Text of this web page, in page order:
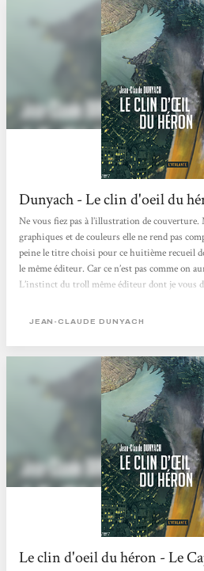
Dunyach - Le clin d'oeil du
Ne vous fiez pas à l’illustration de couverture.
graphiques et de couleurs elle ne rend pas
peine le titre choisi pour ce huitième recueil
le même éditeur. Car ce n’est pas comme on
L’instinct du troll même éditeur dont je vous
perfectionnisme de l’auteur, cela prend un
JEAN-CLAUDE DUNYACH
Le clin d'oeil du héron - Le